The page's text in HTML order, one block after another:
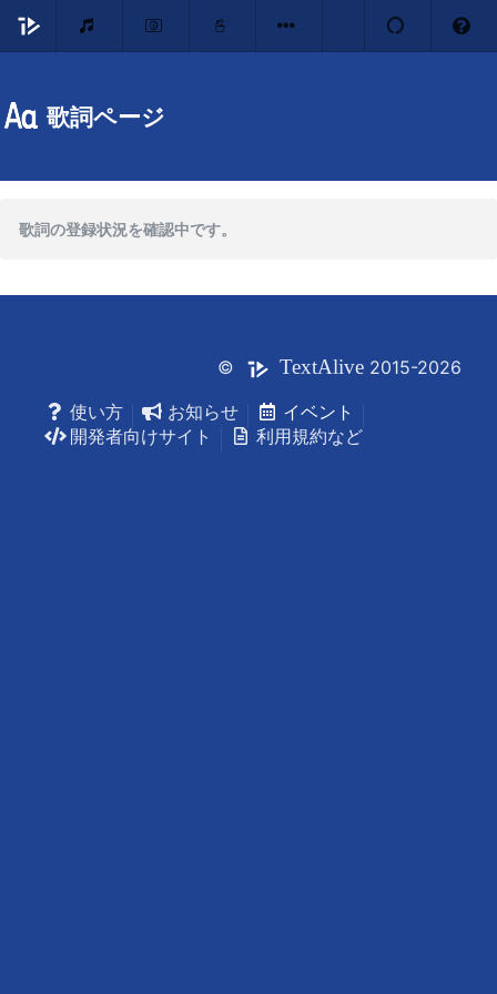
歌詞ページ
歌詞の登録状況を確認中です。
© TextAlive 2015-2026
使い方
お知らせ
イベント
開発者向けサイト
利用規約など